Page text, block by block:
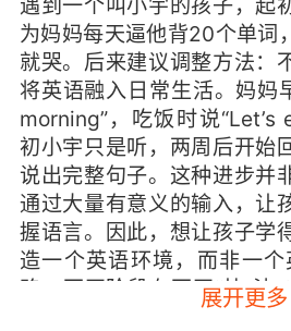
遇到一个叫小宇的孩子，起
为妈妈每天逼他背20个单词
就哭。后来建议调整方法：
将英语融入日常生活。妈妈
morning”，吃饭时说
初小宇只是听，两周后开始
说出完整句子。这种进步并
通过大量有意义的输入，让
握语言。因此，想让孩子学
造一个英语环境，而非一
略：不同阶段有不同“快”法
快体现在对声音的敏感和模
展开更多